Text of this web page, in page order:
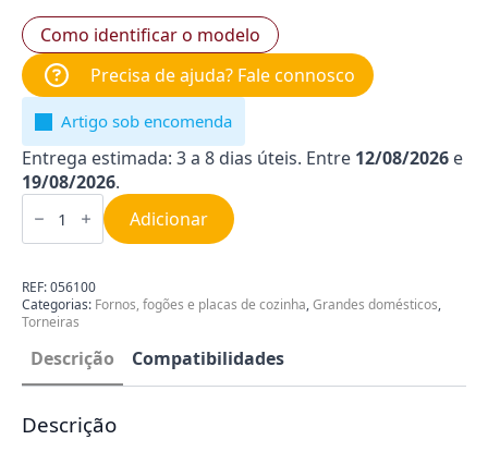
Como identificar o modelo
Precisa de ajuda? Fale connosco
Artigo sob encomenda
Entrega estimada: 3 a 8 dias úteis. Entre 12/08/2026 e
19/08/2026.
Quantidade
de
c/
para
Fogão
Ariston
056100
Adicionar
REF:056100
Categorias: Fornos, fogões e placas de cozinha,Grandes domésticos,
Torneiras
Descrição Compatibilidades
Descrição